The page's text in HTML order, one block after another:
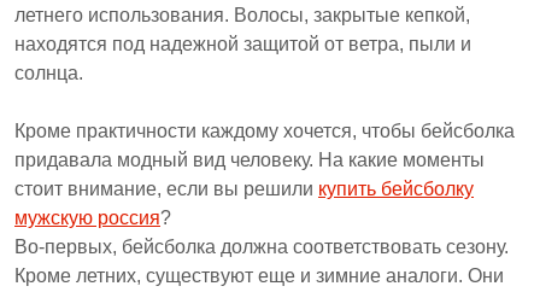
летнего использования. Волосы, закрытые кепкой,
находятся под надежной защитой от ветра, пыли и
солнца.
Кроме практичности каждому хочется, чтобы бейсболка
придавала модный вид человеку. На какие моменты
стоит внимание, если вы решили купить бейсболку
мужскую россия?
Во-первых, бейсболка должна соответствовать сезону.
Кроме летних, существуют еще и зимние аналоги. Они